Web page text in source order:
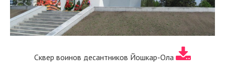
Сквер воинов десантников Йошкар-Ола